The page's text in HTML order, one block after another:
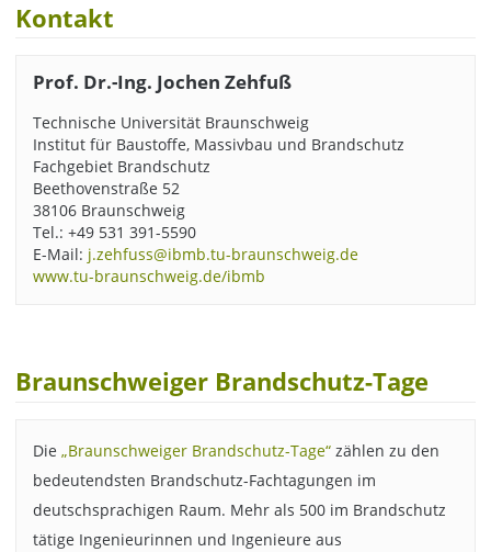
Kontakt
Prof. Dr.-Ing. Jochen Zehfuß
Technische Universität Braunschweig
Institut für Baustoffe, Massivbau und Brandschutz
Fachgebiet Brandschutz
Beethovenstraße 52
38106 Braunschweig
Tel.: +49 531 391-5590
E-Mail: j.zehfuss@ibmb.tu-braunschweig.de
www.tu-braunschweig.de/ibmb
Braunschweiger Brandschutz-Tage
Die „Braunschweiger Brandschutz-Tage“zählen zu den
bedeutendsten Brandschutz-Fachtagungen im
deutschsprachigen Raum. Mehr als 500 im Brandschutz
tätige Ingenieurinnen und Ingenieure aus